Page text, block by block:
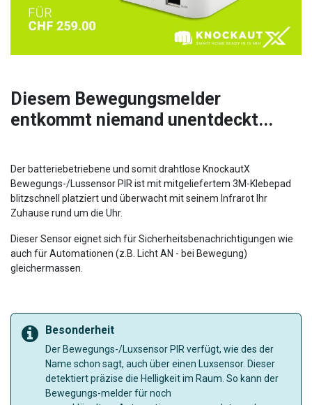
Diesem Bewegungsmelder
entkommt niemand unentdeckt...
Der batteriebetriebene und somit drahtlose KnockautX
Bewegungs-/Lussensor PIR ist mit mitgeliefertem 3M-Klebepad
blitzschnell platziert und überwacht mit seinem Infrarot Ihr
Zuhause rund um die Uhr.
Dieser Sensor eignet sich für Sicherheitsbenachrichtigungen wie
auch für Automationen (z.B. Licht AN - bei Bewegung)
gleichermassen.
Besonderheit
Der Bewegungs-/Luxsensor PIR verfügt, wie des der
Name schon sagt, auch über einen Luxsensor. Dieser
detektiert präzise die Helligkeit im Raum. So kann der
Bewegungs-melder für noch